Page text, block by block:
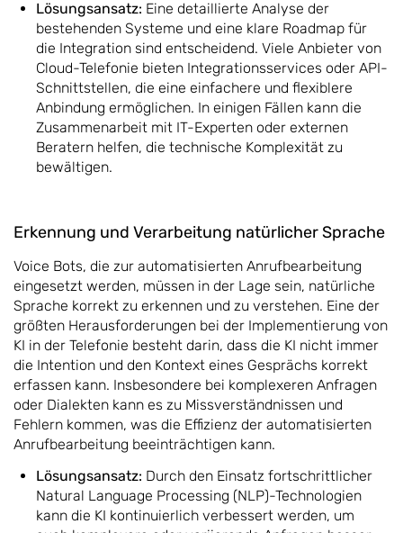
Lösungsansatz: Eine detaillierte Analyse der
bestehenden Systeme und eine klare Roadmap für
die Integration sind entscheidend. Viele Anbieter von
Cloud-Telefonie bieten Integrationsservices oder API-
Schnittstellen, die eine einfachere und flexiblere
Anbindung ermöglichen. In einigen Fällen kann die
Zusammenarbeit mit IT-Experten oder externen
Beratern helfen, die technische Komplexität zu
bewältigen.
Erkennung und Verarbeitung natürlicher Sprache
Voice Bots, die zur automatisierten Anrufbearbeitung
eingesetzt werden, müssen in der Lage sein, natürliche
Sprache korrekt zu erkennen und zu verstehen. Eine der
größten Herausforderungen bei der Implementierung von
KI in der Telefonie besteht darin, dass die KI nicht immer
die Intention und den Kontext eines Gesprächs korrekt
erfassen kann. Insbesondere bei komplexeren Anfragen
oder Dialekten kann es zu Missverständnissen und
Fehlern kommen, was die Effizienz der automatisierten
Anrufbearbeitung beeinträchtigen kann.
Lösungsansatz: Durch den Einsatz fortschrittlicher
Natural Language Processing (NLP)-Technologien
kann die KI kontinuierlich verbessert werden, um